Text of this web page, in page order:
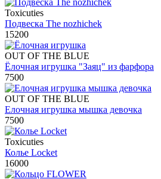
Toxicuties
Подвеска The nozhichek
15200
OUT OF THE BLUE
Ёлочная игрушка "Заяц" из фарфора
7500
OUT OF THE BLUE
Елочная игрушка мышка девочка
7500
Toxicuties
Колье Locket
16000